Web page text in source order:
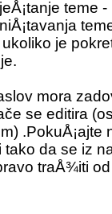
teme
je
mora
se editira
.PokuÅ¡ajte
da se iz
traÅ¾iti